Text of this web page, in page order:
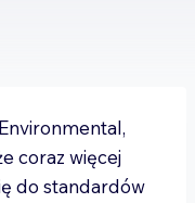
coraz więcej
do standardów